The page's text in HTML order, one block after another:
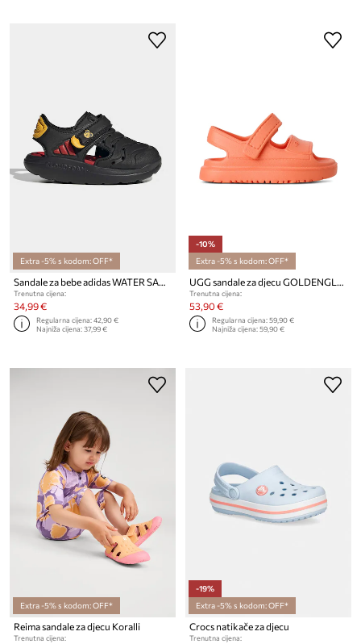
Extra -5% s kodom: OFF*
Sandale za bebe adidas WATER SANDAL MICKEY
Trenutna cijena:
34,99 €
Regularna cijena:42,90 €
Najniža cijena:37,99 €
-10%
Extra -5% s kodom: OFF*
UGG sandale za djecu GOLDENGLOW
Trenutna cijena:
53,90 €
Regularna cijena:59,90 €
Najniža cijena:59,90 €
Extra -5% s kodom: OFF*
Reima sandale za djecu Koralli
Trenutna cijena:
-19%
Extra -5% s kodom: OFF*
Crocs natikače za djecu
Trenutna cijena: